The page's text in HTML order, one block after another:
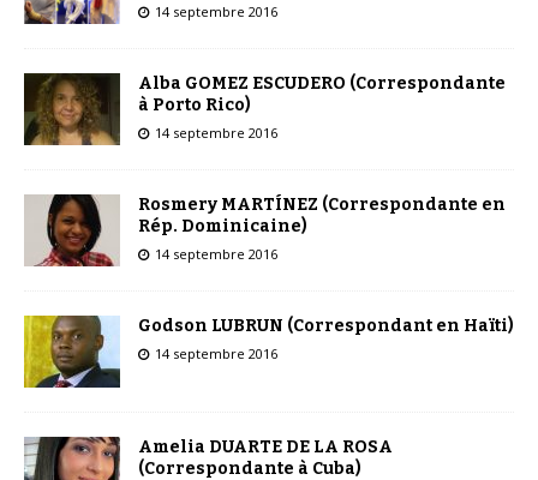
14 septembre 2016
Alba GOMEZ ESCUDERO (Correspondante
à Porto Rico)
14 septembre 2016
Rosmery MARTÍNEZ (Correspondante en
Rép. Dominicaine)
14 septembre 2016
Godson LUBRUN (Correspondant en Haïti)
14 septembre 2016
Amelia DUARTE DE LA ROSA
(Correspondante à Cuba)